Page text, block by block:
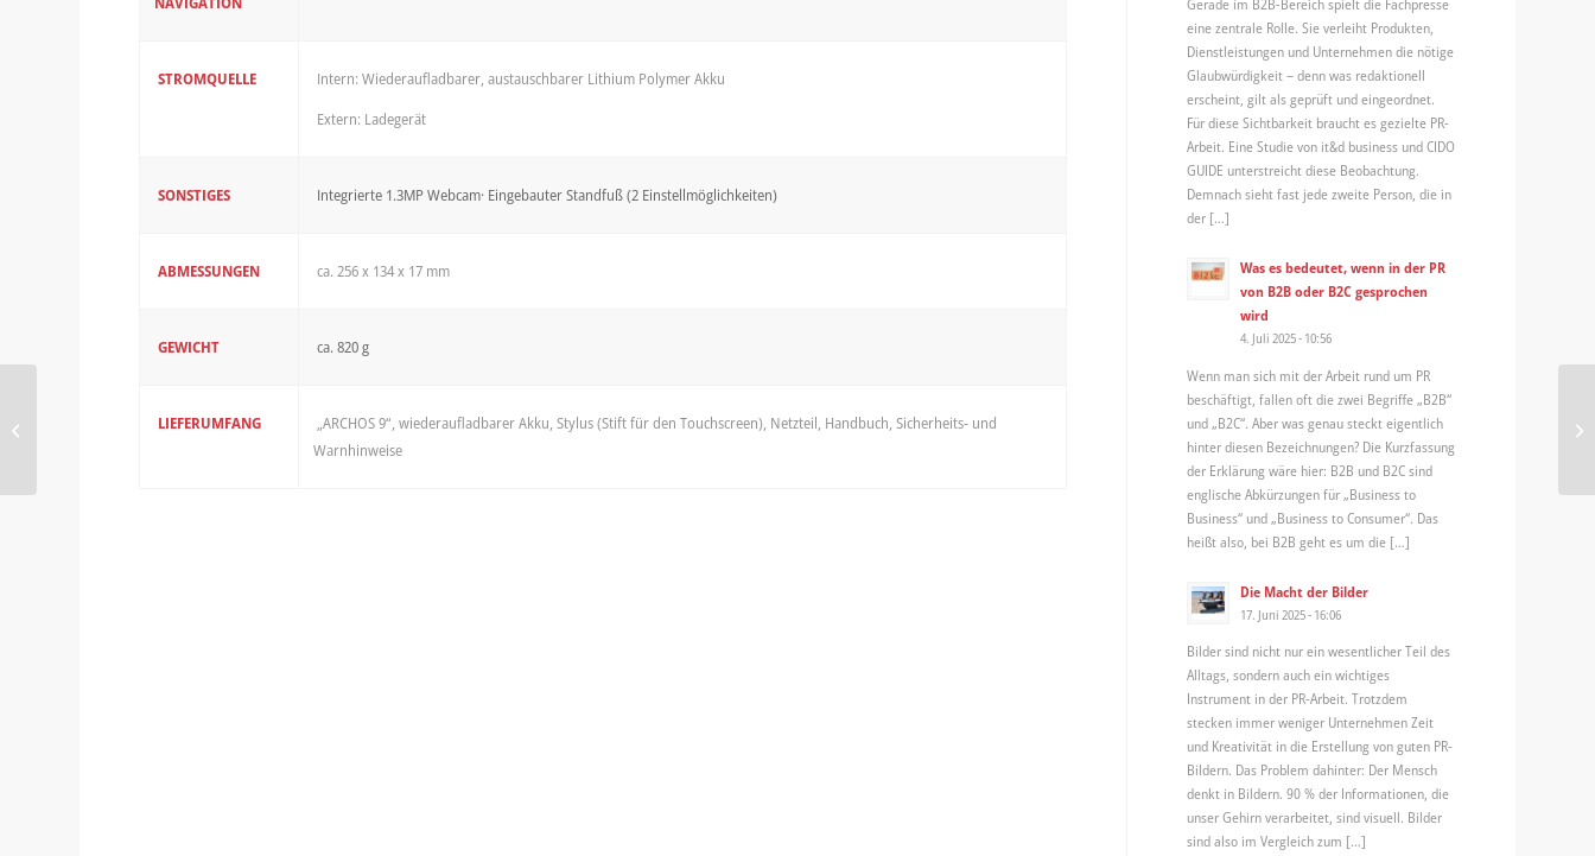
STROMQUELLE
Intern: Wiederaufladbarer, austauschbarer Lithium Polymer Akku
Extern: Ladegerät
SONSTIGES Integrierte 1.3MP Webcam· Eingebauter Standfuß (2 Einstellmöglichkeiten)
ABMESSUNGEN ca. 256 x 134 x 17 mm
GEWICHT ca. 820 g
LIEFERUMFANG
„ARCHOS 9“, wiederaufladbarer Akku, Stylus (Stift für den Touchscreen), Netzteil, Handbuch, Sicherheits- und
Warnhinweise
Gerade im B2B-Bereich spielt die Fachpresse
eine zentrale Rolle. Sie verleiht Produkten,
Dienstleistungen und Unternehmen die nötige
Glaubwürdigkeit – denn was redaktionell
erscheint, gilt als geprüft und eingeordnet.
Für diese Sichtbarkeit braucht es gezielte PR-
Arbeit. Eine Studie von it&d business und CIDO
GUIDE unterstreicht diese Beobachtung.
Demnach sieht fast jede zweite Person, die in
der […]
Was es bedeutet, wenn in der PR
von B2B oder B2C gesprochen
wird
4. Juli 2025 - 10:56
Wenn man sich mit der Arbeit rund um PR
beschäftigt, fallen oft die zwei Begriffe „B2B“
und „B2C“. Aber was genau steckt eigentlich
hinter diesen Bezeichnungen? Die Kurzfassung
der Erklärung wäre hier: B2B und B2C sind
englische Abkürzungen für „Business to
Business“ und „Business to Consumer“. Das
heißt also, bei B2B geht es um die […]
Die Macht der Bilder
17. Juni 2025 - 16:06
Bilder sind nicht nur ein wesentlicher Teil des
Alltags, sondern auch ein wichtiges
Instrument in der PR-Arbeit. Trotzdem
stecken immer weniger Unternehmen Zeit
und Kreativität in die Erstellung von guten PR-
Bildern. Das Problem dahinter: Der Mensch
denkt in Bildern. 90 % der Informationen, die
unser Gehirn verarbeitet, sind visuell. Bilder
sind also im Vergleich zum […]
devolo präsentiert weltweit ersten